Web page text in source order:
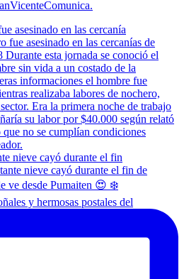
asesinado en las cercanía
nieve cayó durante el fin
y hermosas postales del